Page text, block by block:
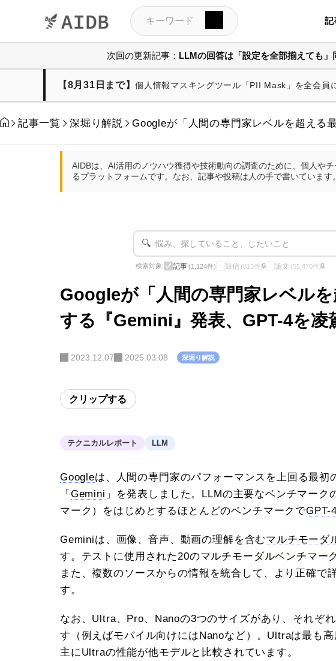
記
次回の更新記事： LLMの回答は「設定を全部揃えても
【8月31日まで】個人情報マスキングツール「PII Mask」を全会員
記事一覧 深堀り解説 Googleが「人間の専門家レベルを超える
AIDBは、AI活用のノウハウ獲得や技術動向の調査のために、個人や
るプラットフォームです。なお、記事や投稿は人の手で書いています。
🔍
検索対象: 記事(1,124件) 短信 (813件)🔒 論文 (55,470件)🔒
Googleが「人間の専門家レベル
する『Gemini』発表、GPT-4を凌
2023.12.07 2025.03.08 深堀り解説
クリップする
テクニカルレポート LLM
Googleは、人間の専門家のパフォーマンスを上回る最初
「 Gemini 」を発表しました。LLMの主要なベンチマー
マーク）をはじめとするほとんどのベンチマークでGPT-4
Geminiは、画像、音声、動画の理解を含むマルチモーダ
す。テストに使用された20のマルチモーダルベンチマー
また、複数のソースからの情報を統合して、より正確で
す。
なお、Ultra、Pro、Nanoの3つのサイズがあり、それぞ
す（例えばモバイル向けにはNanoなど）。Ultraは最も
主にUltraの性能が他モデルと比較されています。